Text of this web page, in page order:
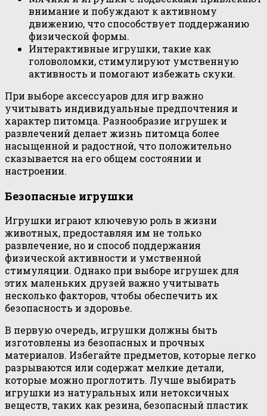
внимание и побуждают к активному
движению, что способствует поддержанию
физической формы.
Интерактивные игрушки, такие как
головоломки, стимулируют умственную
активность и помогают избежать скуки.
При выборе аксессуаров для игр важно
учитывать индивидуальные предпочтения и
характер питомца. Разнообразие игрушек и
развлечений делает жизнь питомца более
насыщенной и радостной, что положительно
сказывается на его общем состоянии и
настроении.
Безопасные игрушки
Игрушки играют ключевую роль в жизни
животных, предоставляя им не только
развлечение, но и способ поддержания
физической активности и умственной
стимуляции. Однако при выборе игрушек для
этих маленьких друзей важно учитывать
несколько факторов, чтобы обеспечить их
безопасность и здоровье.
В первую очередь, игрушки должны быть
изготовлены из безопасных и прочных
материалов. Избегайте предметов, которые легко
разрываются или содержат мелкие детали,
которые можно проглотить. Лучше выбирать
игрушки из натуральных или нетоксичных
веществ, таких как резина, безопасный пластик